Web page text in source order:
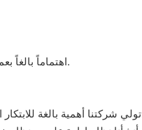
تولي شركة CIANSUNG اهتماماً بالغاً بعملائها. وبناءً على احتياجاتهم الفعلية، يمكننا تصميم حلول شاملة واحترافية خصيصاً لهم.